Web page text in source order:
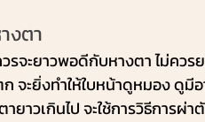
งตา
จะยาวพอดีกับหางตา ไม่คว
จะยิ่งทำให้ใบหน้าดูหมอง ดูมี
ยาวเกินไป จะใช้การวิธีการ